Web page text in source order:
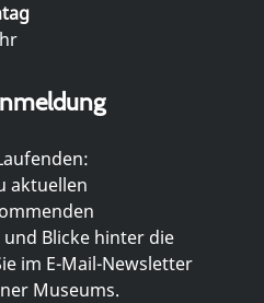
aktuellen
Blicke hinter die
im E-Mail-Newsletter
Museums.